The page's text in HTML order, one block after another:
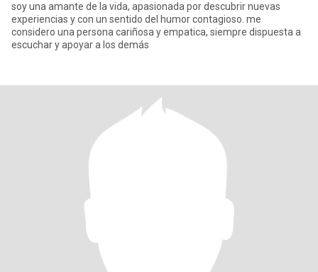
soy una amante de la vida, apasionada por descubrir nuevas
experiencias y con un sentido del humor contagioso. me
considero una persona cariñosa y empatica, siempre dispuesta a
escuchar y apoyar a los demás